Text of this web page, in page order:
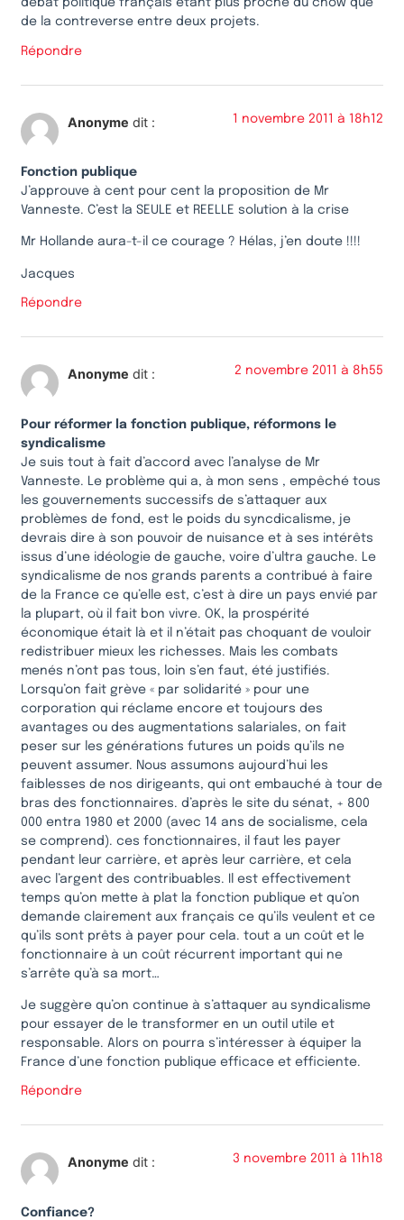
débat politique français étant plus proche du chow que
de la contreverse entre deux projets.
Répondre
Anonyme dit : 1 novembre 2011 à 18h12
Fonction publique
J’approuve à cent pour cent la proposition de Mr
Vanneste. C’est la SEULE et REELLE solution à la crise
Mr Hollande aura-t-il ce courage ? Hélas, j’en doute !!!!
Jacques
Répondre
Anonyme dit : 2 novembre 2011 à 8h55
Pour réformer la fonction publique, réformons le
syndicalisme
Je suis tout à fait d’accord avec l’analyse de Mr
Vanneste. Le problème qui a, à mon sens , empêché tous
les gouvernements successifs de s’attaquer aux
problèmes de fond, est le poids du syncdicalisme, je
devrais dire à son pouvoir de nuisance et à ses intérêts
issus d’une idéologie de gauche, voire d’ultra gauche. Le
syndicalisme de nos grands parents a contribué à faire
de la France ce qu’elle est, c’est à dire un pays envié par
la plupart, où il fait bon vivre. OK, la prospérité
économique était là et il n’était pas choquant de vouloir
redistribuer mieux les richesses. Mais les combats
menés n’ont pas tous, loin s’en faut, été justifiés.
Lorsqu’on fait grève « par solidarité » pour une
corporation qui réclame encore et toujours des
avantages ou des augmentations salariales, on fait
peser sur les générations futures un poids qu’ils ne
peuvent assumer. Nous assumons aujourd’hui les
faiblesses de nos dirigeants, qui ont embauché à tour de
bras des fonctionnaires. d’après le site du sénat, + 800
000 entra 1980 et 2000 (avec 14 ans de socialisme, cela
se comprend). ces fonctionnaires, il faut les payer
pendant leur carrière, et après leur carrière, et cela
avec l’argent des contribuables. Il est effectivement
temps qu’on mette à plat la fonction publique et qu’on
demande clairement aux français ce qu’ils veulent et ce
qu’ils sont prêts à payer pour cela. tout a un coût et le
fonctionnaire à un coût récurrent important qui ne
s’arrête qu’à sa mort…
Je suggère qu’on continue à s’attaquer au syndicalisme
pour essayer de le transformer en un outil utile et
responsable. Alors on pourra s’intéresser à équiper la
France d’une fonction publique efficace et efficiente.
Répondre
Anonyme dit : 3 novembre 2011 à 11h18
Confiance?